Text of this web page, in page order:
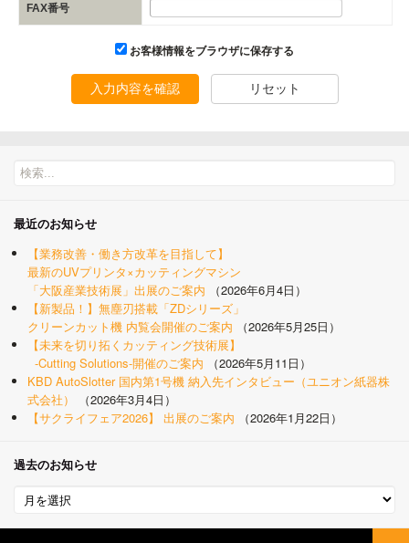
FAX番号
お客様情報をブラウザに保存する
入力内容を確認 リセット
最近のお知らせ
【業務改善・働き方改革を目指して】
最新のUVプリンタ×カッティングマシン
「大阪産業技術展」出展のご案内
2026年6月4日
【新製品！】無塵刃搭載「ZDシリーズ」
クリーンカット機 内覧会開催のご案内
2026年5月25日
【未来を切り拓くカッティング技術展】
-Cutting Solutions-開催のご案内
2026年5月11日
KBD AutoSlotter 国内第1号機 納入先インタビュー（ユニオン紙器株
式会社）
2026年3月4日
【サクライフェア2026】 出展のご案内
2026年1月22日
過去のお知らせ